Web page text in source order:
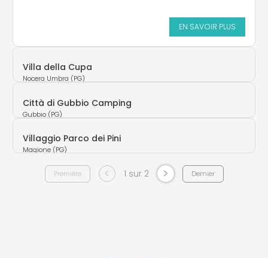
EN SAVOIR PLUS
Villa della Cupa
Nocera Umbra (PG)
Città di Gubbio Camping
Gubbio (PG)
Villaggio Parco dei Pini
Magione (PG)
Première < 1 sur 2 > Dernier